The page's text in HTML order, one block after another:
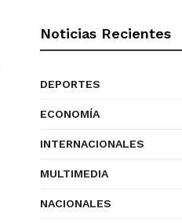
Noticias Recientes
DEPORTES
ECONOMÍA
INTERNACIONALES
MULTIMEDIA
NACIONALES